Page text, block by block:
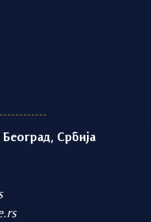
Србија